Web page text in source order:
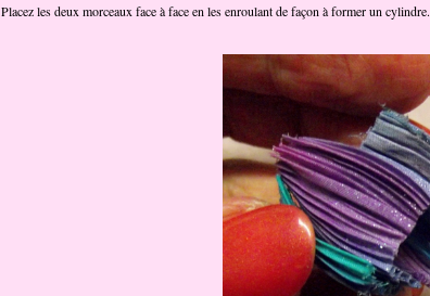
Placez les deux morceaux face à face en les enroulant de façon à former un cylindre.